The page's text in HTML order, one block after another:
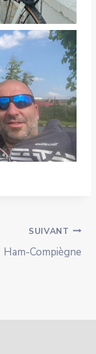
SUIVANT
Ham-Compiègne